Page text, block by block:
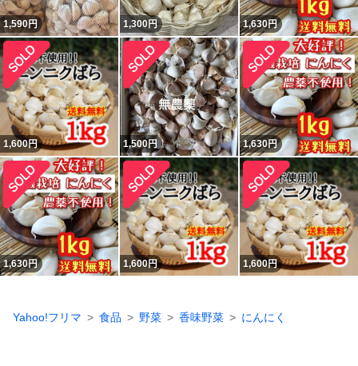
1,590円 1,300円 1,630円
1,600円 1,500円 1,630円
1,630円 1,600円 1,600円
Yahoo!フリマ 食品 野菜 香味野菜 にんにく